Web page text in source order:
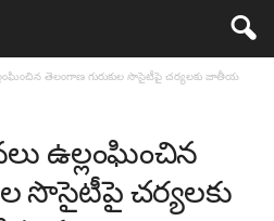
తెలంగాణ గురుకుల సొసైటీపై చర్యలకు జాతీయ
ఉల్లంఘించిన
సొసైటీపై చర్యలకు